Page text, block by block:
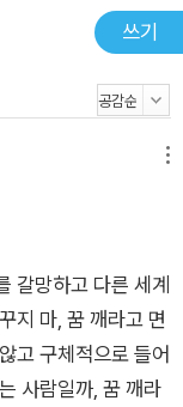
현실적으로 보여준
, 알기 때문에—김초
감각을 깨운다. 그
작은 신뢰를 가만
문을 일으킨다. 우
엽 신작을 기다려온
쓰기
갈망하고 다른 세계
지 마, 꿈 깨라고 면
고 구체적으로 들어
사람일까, 꿈 깨라